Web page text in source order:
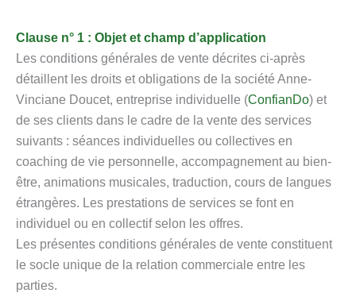
Clause n° 1 : Objet et champ d’application
Les conditions générales de vente décrites ci-après
détaillent les droits et obligations de la société Anne-
Vinciane Doucet, entreprise individuelle (ConfianDo) et
de ses clients dans le cadre de la vente des services
suivants : séances individuelles ou collectives en
coaching de vie personnelle, accompagnement au bien-
être, animations musicales, traduction, cours de langues
étrangères. Les prestations de services se font en
individuel ou en collectif selon les offres.
Les présentes conditions générales de vente constituent
le socle unique de la relation commerciale entre les
parties.